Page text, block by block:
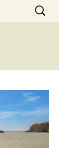
Cari
untuk: